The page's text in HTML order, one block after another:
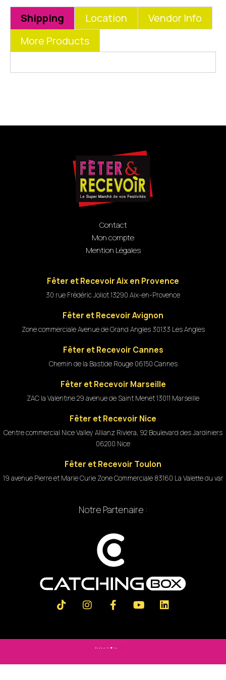
Shipping Location
Vendor Info
More Products
Contact
Mon compte
Mention Légales
Fêter et Recevoir Aix en Provence
30 rue Frédéric Joliot 13290 Aix-en-Provence
Fêter et Recevoir Avignon
Zone commerciale Avenue de Grand Angles 30133 Les Angles
Fêter et Recevoir Cannes
Chemin de la Bastide Rouge 06150 Cannes
Fêter et Recevoir Marseille
ZAC la Valentine 29 avenue de Saint Menet 13011 Marseille
Fêter et Recevoir Nice
Centre commercial Nice Valley Allianz Riviera, 92 Boulevard des Jardiniers
06200 Nice
Fêter et Recevoir Toulon
19 avenue Pierre et Marie Curie Zone Commerciale 83160 La Valette du var
Notre Partenaire :
Made with by